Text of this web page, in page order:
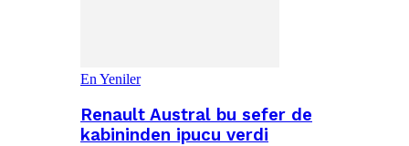
En Yeniler
Renault Austral bu sefer de
kabininden ipucu verdi